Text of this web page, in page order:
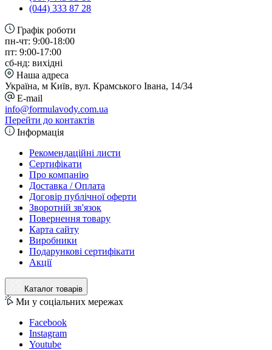
(044) 333 87 28
Графік роботи
пн-чт: 9:00-18:00
пт: 9:00-17:00
сб-нд: вихідні
Наша адреса
Україна, м Київ, вул. Крамського Івана, 14/34
E-mail
info@formulavody.com.ua
Перейти до контактів
Інформація
Рекомендаційні листи
Сертифікати
Про компанію
Доставка / Оплата
Договір публічної оферти
Зворотній зв'язок
Повернення товару
Карта сайту
Виробники
Подарункові сертифікати
Акції
Каталог товарів
Ми у соціальних мережах
Facebook
Instagram
Youtube